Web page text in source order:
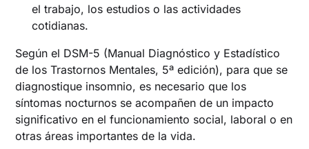
el trabajo, los estudios o las actividades
cotidianas.
Según el DSM-5 (Manual Diagnóstico y Estadístico
de los Trastornos Mentales, 5ª edición), para que se
diagnostique insomnio, es necesario que los
síntomas nocturnos se acompañen de un impacto
significativo en el funcionamiento social, laboral o en
otras áreas importantes de la vida.